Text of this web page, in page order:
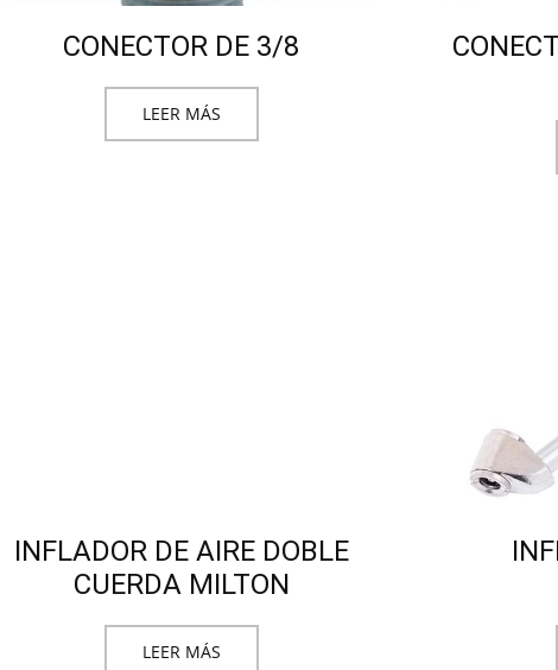
CONECTOR DE 3/8
LEER MÁS
INFLADOR DE AIRE DOBLE
CUERDA MILTON
LEER MÁS